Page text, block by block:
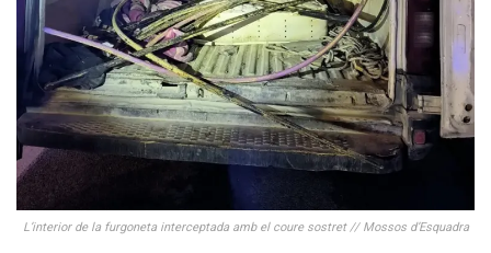
L’interior de la furgoneta interceptada amb el coure sostret // Mossos d’Esquadra